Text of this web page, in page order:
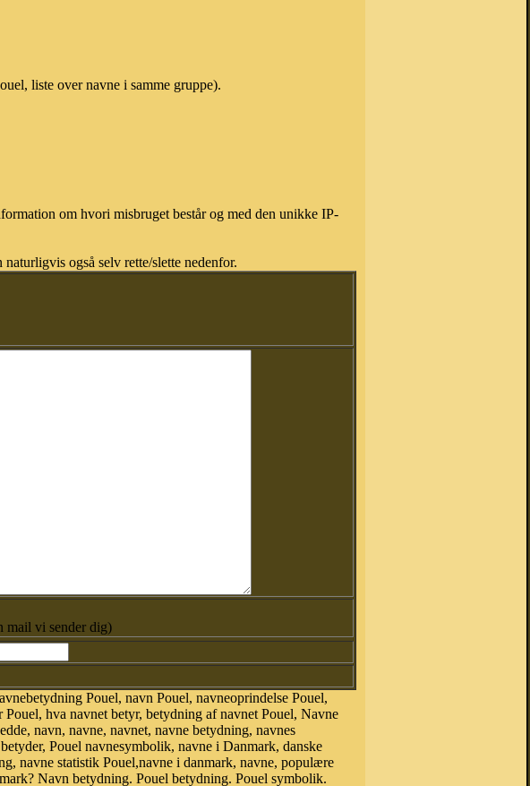
liste over navne i samme gruppe).
om hvori misbruget består og med den unikke IP-
også selv rette/slette nedenfor.
mail vi sender dig)
Pouel, navn Pouel, navneoprindelse Pouel,
hva navnet betyr, betydning af navnet Pouel, Navne
navn, navne, navnet, navne betydning, navnes
Pouel navnesymbolik, navne i Danmark, danske
navne statistik Pouel,navne i danmark, navne, populære
Navn betydning. Pouel betydning. Pouel symbolik.